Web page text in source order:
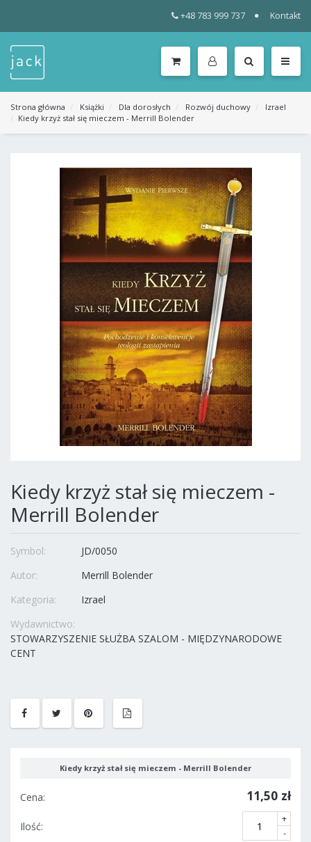
+48 783 999 737 Kontakt
KATEGORIE
MENU
Strona główna Książki Dla dorosłych Rozwój duchowy
Izrael
Kiedy krzyż stał się mieczem - Merrill Bolender
Kiedy krzyż stał się mieczem -
Merrill Bolender
Symbol:
JD/0050
Autor:
Merrill Bolender
Kategoria:
Izrael
Wydawnictwo:
STOWARZYSZENIE SŁUŻBA SZALOM - MIĘDZYNARODOWE
CENT
Kiedy krzyż stał się mieczem - Merrill Bolender
Cena: 11,50 zł
Ilość:
+
-